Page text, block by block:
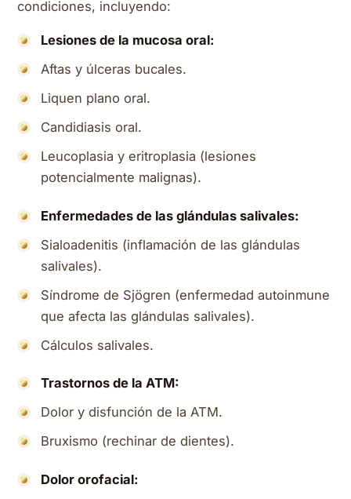
condiciones, incluyendo:
Lesiones de la mucosa oral:
Aftas y úlceras bucales.
Liquen plano oral.
Candidiasis oral.
Leucoplasia y eritroplasia (lesiones
potencialmente malignas).
Enfermedades de las glándulas salivales:
Sialoadenitis (inflamación de las glándulas
salivales).
Síndrome de Sjögren (enfermedad autoinmune
que afecta las glándulas salivales).
Cálculos salivales.
Trastornos de la ATM:
Dolor y disfunción de la ATM.
Bruxismo (rechinar de dientes).
Dolor orofacial: